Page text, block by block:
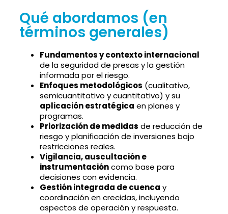
Qué abordamos (en
términos generales)
Fundamentos y contexto internacional
de la seguridad de presas y la gestión
informada por el riesgo.
Enfoques metodológicos (cualitativo,
semicuantitativo y cuantitativo) y su
aplicación estratégica en planes y
programas.
Priorización de medidas de reducción de
riesgo y planificación de inversiones bajo
restricciones reales.
Vigilancia, auscultación e
instrumentacióncomo base para
decisiones con evidencia.
Gestión integrada de cuenca y
coordinación en crecidas, incluyendo
aspectos de operación y respuesta.